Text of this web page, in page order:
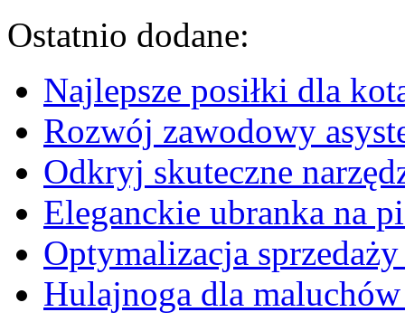
Ostatnio dodane:
Najlepsze posiłki dla
Rozwój zawodowy
Odkryj skuteczne
Eleganckie ubranka na
Optymalizacja
Hulajnoga dla maluchów